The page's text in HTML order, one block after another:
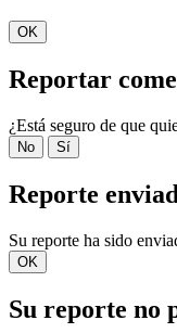
OK
Reportar
¿Está seguro de que
No Sí
Reporte
Su reporte ha sido
OK
Su reporte no